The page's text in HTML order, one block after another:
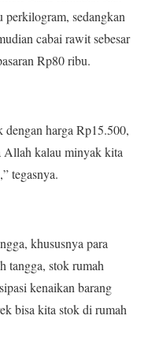
perkilogram, sedangkan
cabai rawit sebesar
Rp80 ribu.
harga Rp15.500,
Allah kalau minyak kita
tegasnya.
khususnya para
tangga, stok rumah
kenaikan barang
bisa kita stok di rumah